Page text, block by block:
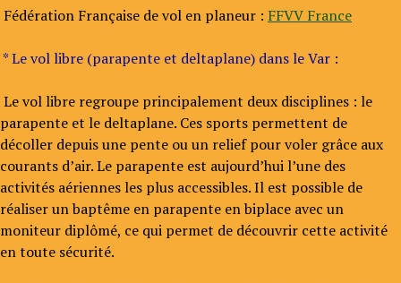
Fédération Française de vol en planeur : FFVV France
* Le vol libre (parapente et deltaplane) dans le Var :
Le vol libre regroupe principalement deux disciplines : le
parapente et le deltaplane. Ces sports permettent de
décoller depuis une pente ou un relief pour voler grâce aux
courants d’air. Le parapente est aujourd’hui l’une des
activités aériennes les plus accessibles. Il est possible de
réaliser un baptême en parapente en biplace avec un
moniteur diplômé, ce qui permet de découvrir cette activité
en toute sécurité.